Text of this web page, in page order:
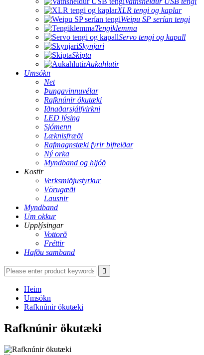
XLR tengi og kaplar
Weipu SP serían tengi
Tengiklemma
Servo tengi og kapall
Skynjari
Skipta
Aukahlutir
Umsókn
Net
Þungavinnuvélar
Rafknúnir ökutæki
Iðnaðarsjálfvirkni
LED lýsing
Sjómenn
Læknisfræði
Rafmagnstæki fyrir bifreiðar
Ný orka
Myndband og hljóð
Kostir
Verksmiðjustyrkur
Vörugæði
Lausnir
Myndband
Um okkur
Upplýsingar
Vottorð
Fréttir
Hafðu samband
Heim
Umsókn
Rafknúnir ökutæki
Rafknúnir ökutæki